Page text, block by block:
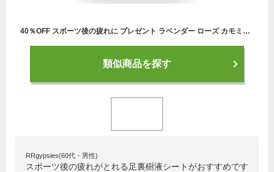
40％OFF スポーツ後の疲れに プレゼント ラベンダー ローズ カモミール アロマ 足裏シート 足裏樹液シート 樹液シート サラサラタイプ 足の裏 足のむくみ フットケア 一体型 リフレッシュ ぐっすり睡眠 毎朝すっきり 96枚入り 11,770円 店長おすすめ商品
類似商品を探す
RRgypsies(60代・男性)
スポーツ後の疲れがとれる足裏樹液シートがおすすめです